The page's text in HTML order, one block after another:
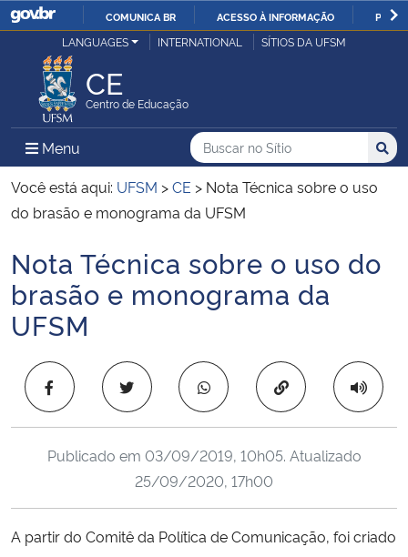
IR
COMUNICA BR ACESSO À INFORMAÇÃO
Ministério da Justiça e Segurança Pública
Ministério da Defesa
Ministério das Relações Exteriores
Ministério da Infraestrutura
Ministério da Agricultura, Pecuária e Abastecimento
Ministério da Educação
LANGUAGES INTERNATIONAL SÍTIOS DA UFSM
CE
Centro de Educação
Menu Menu Principal do Sítio
Busca
Buscar no no Sítio
Busca:
Você está aqui: UFSM >CE > Nota Técnica sobre o uso
do brasão e monograma da UFSM
Início do conteúdo
Nota Técnica sobre o uso do
brasão e monograma da
UFSM
Copiar para área
Publicado em 03/09/2019, 10h05. Atualizado
25/09/2020, 17h00
A partir do Comitê da Política de Comunicação, foi criado